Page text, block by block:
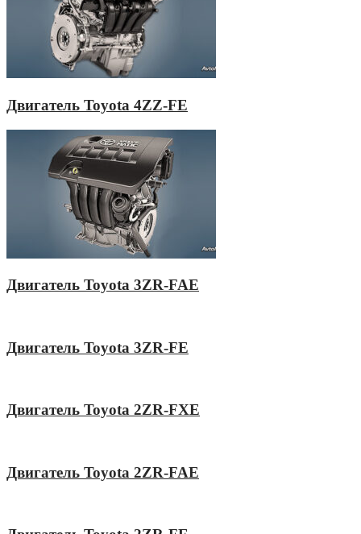
Двигатель Toyota 4ZZ-FE
Двигатель Toyota 3ZR-FAE
Двигатель Toyota 3ZR-FE
Двигатель Toyota 2ZR-FXE
Двигатель Toyota 2ZR-FAE